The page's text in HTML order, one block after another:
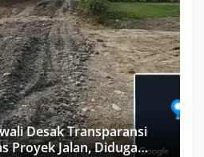
Desak Transparansi
Proyek Jalan, Diduga